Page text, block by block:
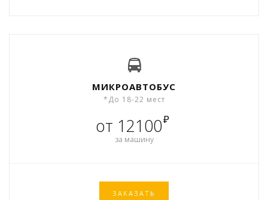
МИКРОАВТОБУС
*До 18-22 мест
от 12100₽
за машину
ЗАКАЗАТЬ